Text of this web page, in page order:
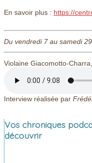
En savoir plus : https://
Du vendredi 7 au samedi
Violaine Giacomotto-
Interview réalisée par
Vos chroniques
découvrir